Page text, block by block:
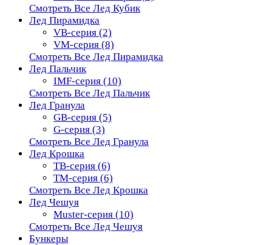
Смотреть Все Лед Кубик
Лед Пирамидка
VB-серия (2)
VM-серия (8)
Смотреть Все Лед Пирамидка
Лед Пальчик
IMF-серия (10)
Смотреть Все Лед Пальчик
Лед Гранула
GB-серия (5)
G-серия (3)
Смотреть Все Лед Гранула
Лед Крошка
TB-серия (6)
TM-серия (6)
Смотреть Все Лед Крошка
Лед Чешуя
Muster-серия (10)
Смотреть Все Лед Чешуя
Бункеры